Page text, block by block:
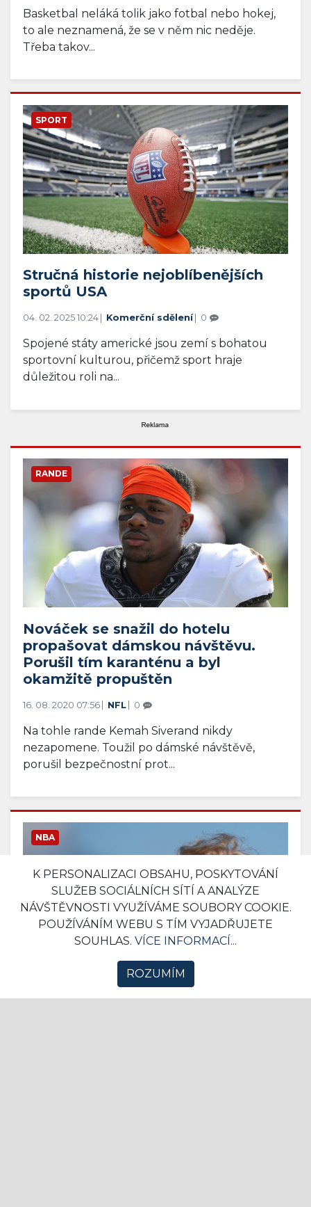
Basketbal neláká tolik jako fotbal nebo hokej,
to ale neznamená, že se v něm nic neděje.
Třeba takov...
SPORT
Stručná historie nejoblíbenějších
sportů USA
04. 02. 2025 10:24 Komerční sdělení 0
Spojené státy americké jsou zemí s bohatou
sportovní kulturou, přičemž sport hraje
důležitou roli na...
RANDE
Nováček se snažil do hotelu
propašovat dámskou návštěvu.
Porušil tím karanténu a byl
okamžitě propuštěn
16. 08. 2020 07:56 NFL 0
Na tohle rande Kemah Siverand nikdy
nezapomene. Toužil po dámské návštěvě,
porušil bezpečnostní prot...
NBA
"Pokud nechtějí stát při hymně, ať
K PERSONALIZACI OBSAHU, POSKYTOVÁNÍ
SLUŽEB SOCIÁLNÍCH SÍTÍ A ANALÝZE
NÁVŠTĚVNOSTI VYUŽÍVÁME SOUBORY COOKIE.
POUŽÍVÁNÍM WEBU S TÍM VYJADŘUJETE
SOUHLAS. VÍCE INFORMACÍ...
ROZUMÍM